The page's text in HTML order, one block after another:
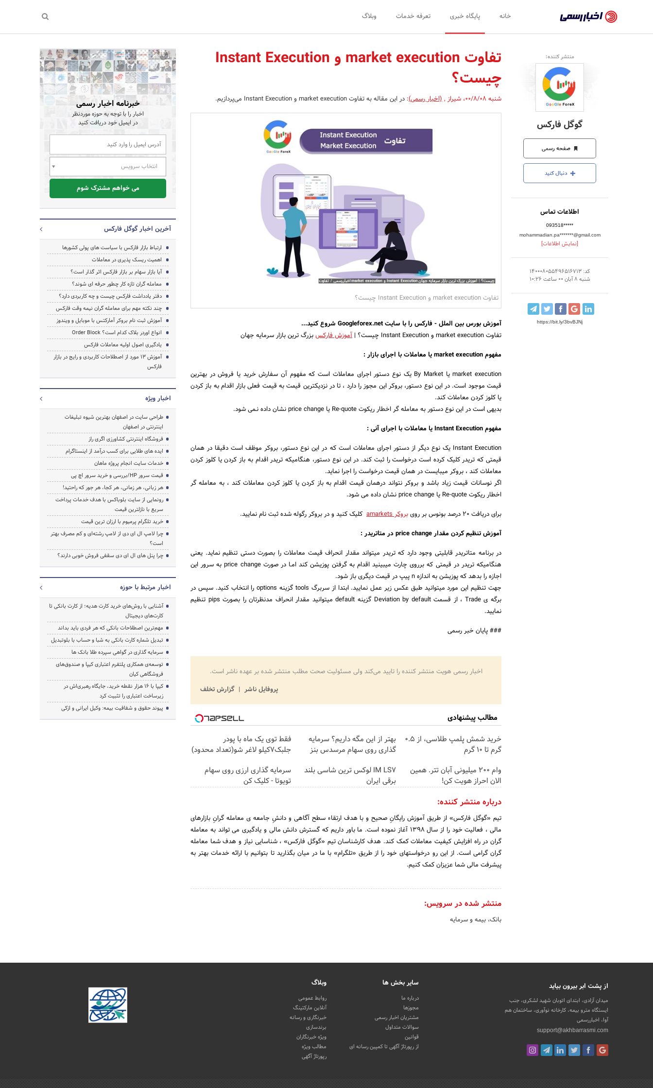
رسمی
-
اخبار
تایید
شده
شرکت‌ها،
سازمان‌ها
و
روابط
عمومی‌ها
خانه پایگاه خبری تعرفه خدمات وبلاگ
منتشر کننده:
گوگل فارکس
صفحه رسمی
دنبال کنید
اطلاعات تماس
093518*****
mohammadian.pa*******@gmail.com
[نمایش اطلاعات]
کد: 140008055496516713
شنبه 8 آبان 00 ساعت 10:26
https://bit.ly/3bvBJNj
تفاوت market execution و Instant Execution
چیست؟
شنبه 00/8/08 ، شیراز ,(اخبار رسمی): در این مقاله به تفاوت market execution و Instant Execution می‌پردازیم.
تفاوت market execution و Instant Execution چیست؟
آموزش بورس بین الملل-فارکس را با سایتGoogleforex.net شروع کنید...
تفاوت market execution و Instant Execution چیست؟ |
آموزش فارکسبزرگ ‌ترین بازار سرمایه جهان
مفهوم market execution یا معاملات با اجرای بازار :
market execution یا By Market یک نوع دستور اجرای معاملات است که مفهوم آن سفارش خرید یا فروش در بهترین
قیمت موجود است. در این نوع دستور، بروکر این مجوز را دارد ، تا در نزدیکترین قیمت به قیمت فعلی بازار اقدام به باز کردن
یا کلوز کردن معاملات کند.
بدیهی است در این نوع دستور به معامله گر اخطار ریکوت Re-quote یا price change نشان داده نـمی شود.
مفهوم Instant Execution یا معاملات با اجرای آنی :
Instant Execution یک نوع دیگر از دستور اجرای معاملات است که در این نوع دستور، بروکر موظف است دقیقا در همان
قیمتی که تریدر کلیک کرده است درخواست را ثبت کند. در این نوع دستور، هنگامیکه تریدر اقدام به باز کردن یا کلوز کردن
معاملات کند ، بروکر میبایست در همان قیمت درخواست را اجرا نماید.
اگر نوسانات قیمت زیاد باشد و بروکر نتواند درهمان قیمت اقدام به باز کردن یا کلوز کردن معاملات کند ، به معامله گر
اخطار ریکوت Re-quote یا price change نشان داده می شود.
برای دریافت 20 درصد بونوس بر روی
بروکر amarkets
کلیک کنید و در بروکر رگوله شده ثبت نام نمایید.
آموزش تنظیم کردن مقدار price change در متاتریدر :
در برنامه متاتریدر قابلیتی وجود دارد که تریدر میتواند مقدار انحراف قیمت معاملات را بصورت دستی تنظیم نماید. یعنی
هنگامیکه تریدر در قیمتی که برروی چارت میبینید اقدام به گرفتن پوزیشن کند امـا در صورت price change به سرور این
اجازه را بدهد که پوزیشن به اندازه n پیپ در قیمت دیگری باز شود.
جهت تنظیم این مورد میتوانید طبق عکس زیر عمل نمایید. ابتدا از سربرگ tools گزینه options را انتخاب کنید. سپس در
برگه ی Trade ، از قسمت Deviation by default گزینه default میتوانید مقدار انحراف مدنظرتان را بصورت pips تنظیم
نمایید.
### پایان خبر رسمی
اخبار رسمی هویت منتشر کننده را تایید می‌کند ولی مسئولیت صحت مطلب منتشر شده بر عهده ناشر است.
پروفایل ناشر
گزارش تخلف
مطالب پیشنهادی
خرید شمش پلمپ طلاسی، از ۰.۵
گرم تا ۱۰ گرم
بهتر از این مگه داریم؟ سرمایه
گذاری روی سهام مرسدس بنز
فقط توی یک ماه با پودر
جلبک7کیلو لاغر شو(تعداد محدود)
وام 200 میلیونی آبان تتر. همین
الان احراز هویت کن!
IM LS7 لوکس ترین شاسی بلند
برقی ایران
سرمایه گذاری ارزی روی سهام
تویوتا - کلیک کن
درباره منتشر کننده:
تیم «گوگل فارکس» از طریق آموزش رایگانِ صحیح و با هدف ارتقاء سطح آگاهی و دانشِ جامعه ی معامله گرانِ بازارهای
مالی ، فعالیت خود را از سال 1398 آغاز نموده است. ما باور داریم که گسترش دانش مالی و یادگیری می تواند به معامله
گران در راه افزایش کیفیت معاملات کمک کند. هدف کارشناسان تیم «گوگل فارکس» ، شناسایی نیاز و هدف شما معامله
گران گرامی است. از این رو درخواستهای خود را از طریق «تلگرام» با ما در میان بگذارید تا بتوانیم با ارائه خدمات بهتر به
پیشرفت مالی شما عزیزان کمک کنیم.
منتشر شده در سرویس:
بانک، بیمه و سرمایه
خبرنامه اخبار رسمی
اخبار را با توجه به حوزه موردنظر
در ایمیل خود دریافت کنید
انتخاب سرویس
می خواهم مشترک شوم
آخرین اخبار گوگل فارکس
ارتباط بازار فارکس با سیاست های پولی کشورها
اهمیت ریسک‌ پذیری در معاملات
آیا بازار سهام بر بازار فارکس اثر گذار است؟
معامله گران تازه کار چطور حرفه ای شوند؟
دفتر یادداشت فارکس چیست و چه کاربردی دارد؟
چند نکته مهم برای معامله گران نیمه وقت فارکس
آموزش ثبت نام بروکر آمارکتس با موبایل و ویندوز
انواع اوردر بلاک کدام است؟ Order Block
یادگیری اصول اولیه معاملات فارکس
آموزش 13 مورد از اصطلاحات کاربردی و رایج در بازار
فارکس
اخبار ویژه
طراحی سایت در اصفهان بهترین شیوه تبلیغات
اینترنتی در اصفهان
فروشگاه اینترنتی کشاورزی اگری راز
ایده های طلایی برای کسب درآمد از اینستاگرام
خدمات سایت انجام پروژه ماهان
قیمت سرور HP/بررسی و خرید سرور اچ پی
هر زبانی، هر زمانی، هر کجا، هر جور که راحتید!
رونمایی از سایت بلوباکس با هدف خدمات پرداخت
سریع با نازلترین قیمت
خرید تلگرام پرمیوم با ارزان ترین قیمت
چرا لامپ ال ای دی از لامپ رشته‌ای و کم مصرف بهتر
است؟
چرا پنل های ال ای دی سقفی فروش خوبی دارند؟
اخبار مرتبط با حوزه
آشنایی با روش‌های خرید کارت هدیه؛ از کارت بانکی تا
کارت‌های دیجیتال
مهم‌ترین اصطلاحات بانکی که هر فردی باید بداند
تبدیل شماره کارت بانکی به شبا و حساب با بلوتبدیل
سرمایه گذاری در گواهی سپرده طلا بانک ها
توسعه‌ی همکاری‌ پلتفرم اعتباری کیپا و صندوق‌های
فروشگاهی کیان
کیپا با ۱۶ هزار نقطه خرید، جایگاه رهبری‌اش در
زیرساخت اعتباری را تثبیت کرد
پیوند حقوق و شفافیت بیمه: وکیل ایرانی و ازکی
از پشت ابر بیرون بیاید
میدان آزادی، ابتدای اتوبان شهید لشکری، جنب
ایستگاه مترو بیمه، کارخانه نوآوری، ساختمان هم
آوا، اخباررسمی
support@akhbarrasmi.com
سایر بخش ها
درباره ما
مجوزها
مشتریان اخبار رسمی
سوالات متداول
قوانین
از رپورتاژ آگهی تا کمپین رسانه ای
وبلاگ
روابط عمومی
آنلاین مارکتینگ
خبرنگاری و رسانه
برندسازی
ویژه خبرنگاران
مطالب ویژه
رپورتاژ آگهی